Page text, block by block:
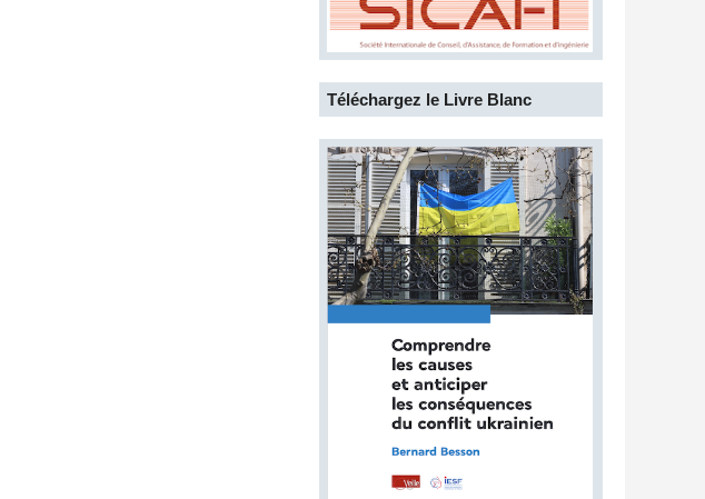
Téléchargez le Livre Blanc